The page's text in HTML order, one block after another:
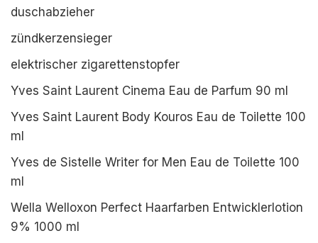
duschabzieher
zündkerzensieger
elektrischer zigarettenstopfer
Yves Saint Laurent Cinema Eau de Parfum 90 ml
Yves Saint Laurent Body Kouros Eau de Toilette 100
ml
Yves de Sistelle Writer for Men Eau de Toilette 100
ml
Wella Welloxon Perfect Haarfarben Entwicklerlotion
9% 1000 ml